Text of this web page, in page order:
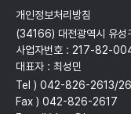
개인정보처리방침
(34166) 대전광역시 유성
사업자번호 : 217-82-
대표자 : 최성민
Tel ) 042-826-2613/
Fax ) 042-826-2617